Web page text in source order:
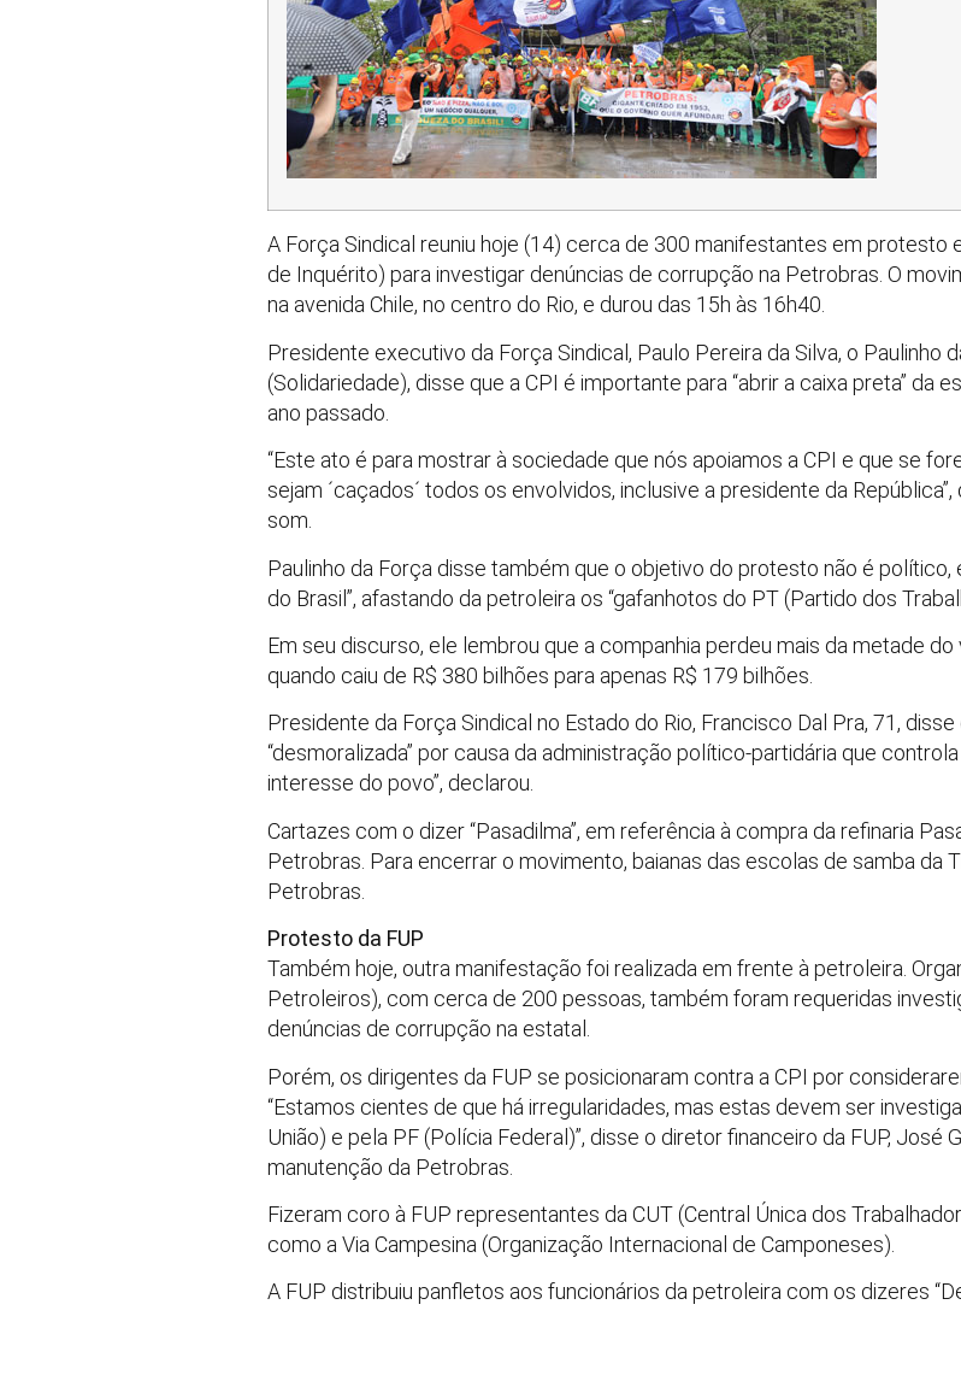
A Força Sindical reuniu hoje (14) cerca de 300 manifestantes em protesto
de Inquérito) para investigar denúncias de corrupção na Petrobras. O
na avenida Chile, no centro do Rio, e durou das 15h às 16h40.
Presidente executivo da Força Sindical, Paulo Pereira da Silva, o Paulinho
(Solidariedade), disse que a CPI é importante para “abrir a caixa preta” da
ano passado.
“Este ato é para mostrar à sociedade que nós apoiamos a CPI e que se
sejam ´caçados´ todos os envolvidos, inclusive a presidente da
som.
Paulinho da Força disse também que o objetivo do protesto não é político,
do Brasil”, afastando da petroleira os “gafanhotos do PT (Partido dos
Em seu discurso, ele lembrou que a companhia perdeu mais da metade
quando caiu de R$ 380 bilhões para apenas R$ 179 bilhões.
Presidente da Força Sindical no Estado do Rio, Francisco Dal Pra, 71,
“desmoralizada” por causa da administração político-partidária que
interesse do povo”, declarou.
Cartazes com o dizer “Pasadilma”, em referência à compra da refinaria
Petrobras. Para encerrar o movimento, baianas das escolas de samba da
Petrobras.
Protesto da FUP
Também hoje, outra manifestação foi realizada em frente à petroleira.
Petroleiros), com cerca de 200 pessoas, também foram requeridas
denúncias de corrupção na estatal.
Porém, os dirigentes da FUP se posicionaram contra a CPI por
“Estamos cientes de que há irregularidades, mas estas devem ser
União) e pela PF (Polícia Federal)”, disse o diretor financeiro da FUP, José
manutenção da Petrobras.
Fizeram coro à FUP representantes da CUT (Central Única dos
como a Via Campesina (Organização Internacional de Camponeses).
A FUP distribuiu panfletos aos funcionários da petroleira com os dizeres